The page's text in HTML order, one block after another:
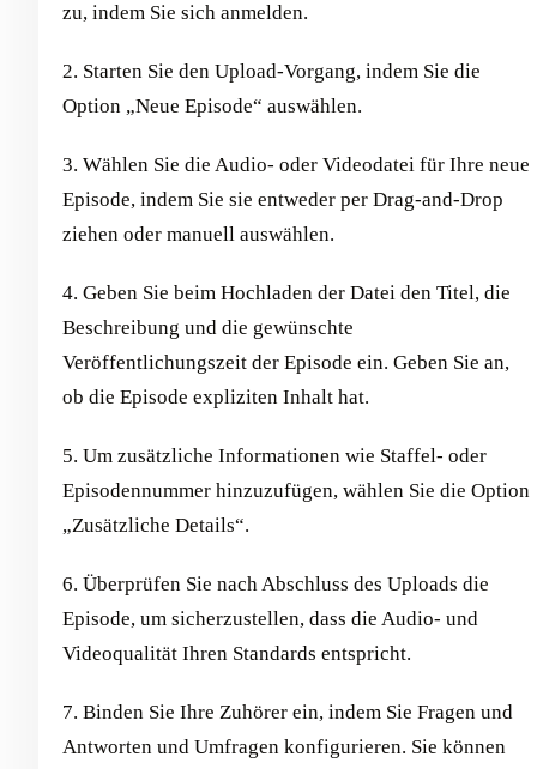
zu, indem Sie sich anmelden.
2. Starten Sie den Upload-Vorgang, indem Sie die
Option „Neue Episode“ auswählen.
3. Wählen Sie die Audio- oder Videodatei für Ihre neue
Episode, indem Sie sie entweder per Drag-and-Drop
ziehen oder manuell auswählen.
4. Geben Sie beim Hochladen der Datei den Titel, die
Beschreibung und die gewünschte
Veröffentlichungszeit der Episode ein. Geben Sie an,
ob die Episode expliziten Inhalt hat.
5. Um zusätzliche Informationen wie Staffel- oder
Episodennummer hinzuzufügen, wählen Sie die Option
„Zusätzliche Details“.
6. Überprüfen Sie nach Abschluss des Uploads die
Episode, um sicherzustellen, dass die Audio- und
Videoqualität Ihren Standards entspricht.
7. Binden Sie Ihre Zuhörer ein, indem Sie Fragen und
Antworten und Umfragen konfigurieren. Sie können